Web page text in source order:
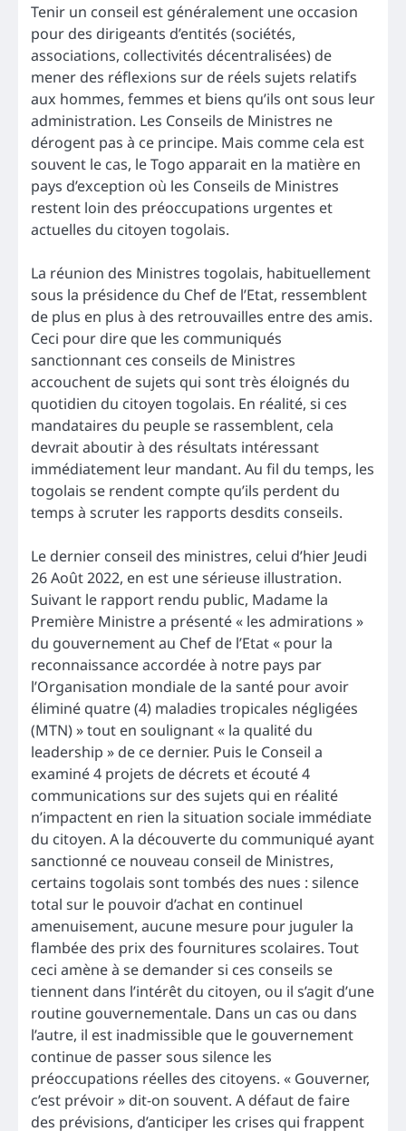
Tenir un conseil est généralement une occasion
pour des dirigeants d’entités (sociétés,
associations, collectivités décentralisées) de
mener des réflexions sur de réels sujets relatifs
aux hommes, femmes et biens qu’ils ont sous leur
administration. Les Conseils de Ministres ne
dérogent pas à ce principe. Mais comme cela est
souvent le cas, le Togo apparait en la matière en
pays d’exception où les Conseils de Ministres
restent loin des préoccupations urgentes et
actuelles du citoyen togolais.
La réunion des Ministres togolais, habituellement
sous la présidence du Chef de l’Etat, ressemblent
de plus en plus à des retrouvailles entre des amis.
Ceci pour dire que les communiqués
sanctionnant ces conseils de Ministres
accouchent de sujets qui sont très éloignés du
quotidien du citoyen togolais. En réalité, si ces
mandataires du peuple se rassemblent, cela
devrait aboutir à des résultats intéressant
immédiatement leur mandant. Au fil du temps, les
togolais se rendent compte qu’ils perdent du
temps à scruter les rapports desdits conseils.
Le dernier conseil des ministres, celui d’hier Jeudi
26 Août 2022, en est une sérieuse illustration.
Suivant le rapport rendu public, Madame la
Première Ministre a présenté « les admirations »
du gouvernement au Chef de l’Etat « pour la
reconnaissance accordée à notre pays par
l’Organisation mondiale de la santé pour avoir
éliminé quatre (4) maladies tropicales négligées
(MTN) » tout en soulignant « la qualité du
leadership » de ce dernier. Puis le Conseil a
examiné 4 projets de décrets et écouté 4
communications sur des sujets qui en réalité
n’impactent en rien la situation sociale immédiate
du citoyen. A la découverte du communiqué ayant
sanctionné ce nouveau conseil de Ministres,
certains togolais sont tombés des nues : silence
total sur le pouvoir d’achat en continuel
amenuisement, aucune mesure pour juguler la
flambée des prix des fournitures scolaires. Tout
ceci amène à se demander si ces conseils se
tiennent dans l’intérêt du citoyen, ou il s’agit d’une
routine gouvernementale. Dans un cas ou dans
l’autre, il est inadmissible que le gouvernement
continue de passer sous silence les
préoccupations réelles des citoyens. « Gouverner,
c’est prévoir » dit-on souvent. A défaut de faire
des prévisions, d’anticiper les crises qui frappent